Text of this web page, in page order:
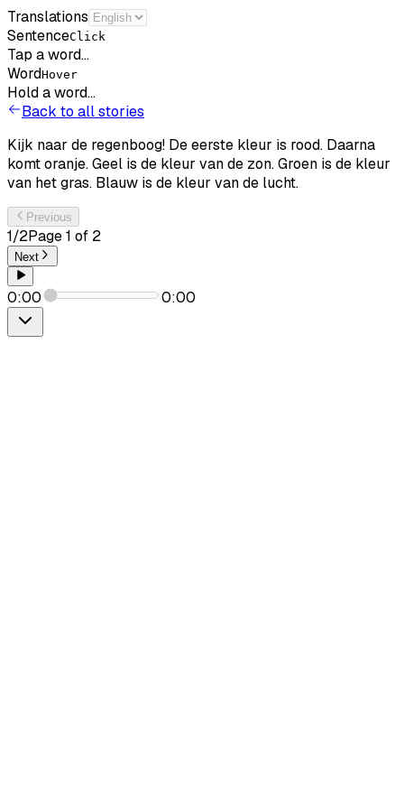
Translations
SentenceClick
Tap a word...
WordHover
Hold a word...
Back to all stories
Kijk naar de regenboog! Deeerste kleur is rood. Daarna
komtoranje.Geel is de kleur vande zon.Groen is de kleur
van hetgras. Blauw is de kleur vande lucht.
Previous
1/2Page1 of 2
Next
0:00 0:00